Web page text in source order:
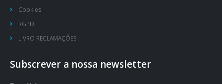
Cookies
RGPD
LIVRO RECLAMAÇÕES
Subscrever a nossa newsletter